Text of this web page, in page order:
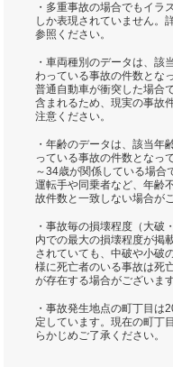
・多重事故の場合でもイラ
しか表現されていません。
参照ください。
・車両種別のデータは、該
わっている事故の件数とな
普通自動車が衝突した場合
含まれるため、現実の事故
注意ください。
・年齢のデータは、該当年
っている事故の件数となっ
～34歳が関係している場合
運転手や同乗者など、年齢
故件数と一致しない場合が
・事故毎の損壊程度（大破
内での最大の損壊程度が掲
されていても、中破や小破
様に死亡者のいる事故は死
が存在する場合がございま
・事故発生地点の町丁目は
定しています。現在の町丁
らかじめご了承ください。